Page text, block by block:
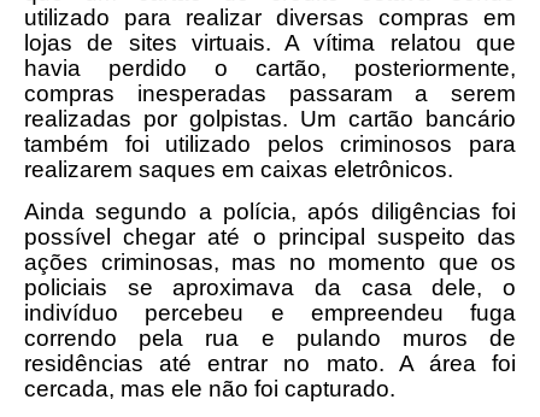
utilizado para realizar diversas compras em
lojas de sites virtuais. A vítima relatou que
havia perdido o cartão, posteriormente,
compras inesperadas passaram a serem
realizadas por golpistas. Um cartão bancário
também foi utilizado pelos criminosos para
realizarem saques em caixas eletrônicos.
Ainda segundo a polícia, após diligências foi
possível chegar até o principal suspeito das
ações criminosas, mas no momento que os
policiais se aproximava da casa dele, o
indivíduo percebeu e empreendeu fuga
correndo pela rua e pulando muros de
residências até entrar no mato. A área foi
cercada, mas ele não foi capturado.